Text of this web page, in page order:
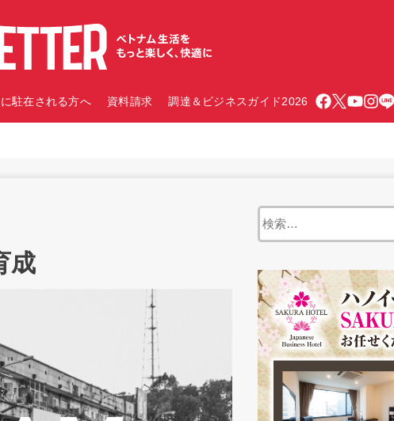
駐在される方へ 資料請求 調達＆ビジネスガイド2026
成